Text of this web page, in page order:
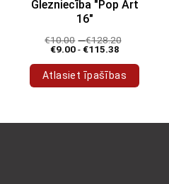
Glezniecība "Pop Art
16"
€10.00 -€128.20
€9.00-€115.38
Atlasiet īpašības
ir